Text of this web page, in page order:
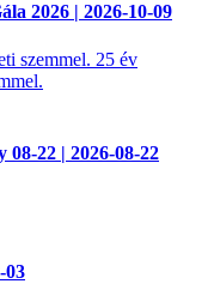
2026 | 2026-10-09
szemmel. 25 év
08-22 | 2026-08-22
03